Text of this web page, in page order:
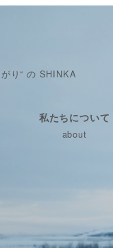
り“ の SHINKA
私たちについて
about